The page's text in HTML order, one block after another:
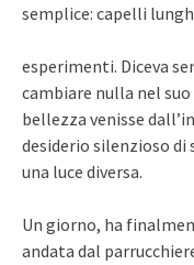
semplice: capelli
esperimenti. Diceva
cambiare nulla nel
bellezza venisse
desiderio silenzioso
una luce diversa.
Un giorno, ha
andata dal